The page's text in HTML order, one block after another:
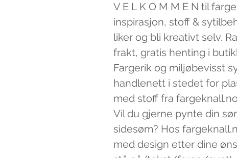
V E L K O M M E N til
inspirasjon, stoff &
liker og bli kreativt selv.
frakt, gratis henting i
Fargerik og miljøbevisst
handlenett i stedet for
med stoff fra
Vil du gjerne pynte din
sidesøm? Hos
med design etter dine